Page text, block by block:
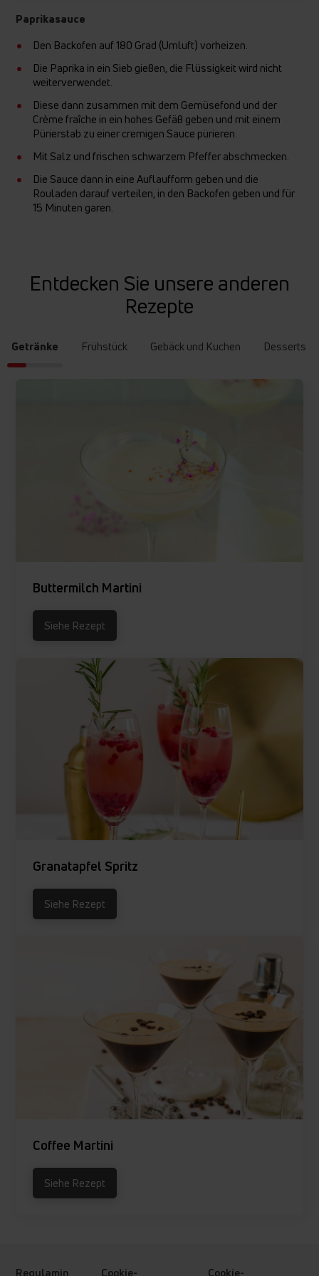
Paprikasauce
Den Backofen auf 180 Grad (Umluft) vorheizen.
Die Paprika in ein Sieb gießen, die Flüssigkeit wird nicht
weiterverwendet.
Diese dann zusammen mit dem Gemüsefond und der
Crème fraîche in ein hohes Gefäß geben und mit einem
Pürierstab zu einer cremigen Sauce pürieren.
Mit Salz und frischen schwarzem Pfeffer abschmecken.
Die Sauce dann in eine Auflaufform geben und die
Rouladen darauf verteilen, in den Backofen geben und für
15 Minuten garen.
Entdecken Sie unsere anderen
Rezepte
Getränke Frühstück Gebäck und Kuchen Desserts
Buttermilch Martini
Siehe Rezept
Granatapfel Spritz
Siehe Rezept
Coffee Martini
Siehe Rezept
Regulamin Cookie- Cookie-